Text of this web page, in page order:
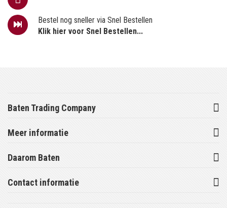
Bestel nog sneller via Snel Bestellen
Klik hier voor Snel Bestellen...
Baten Trading Company
Meer informatie
Daarom Baten
Contact informatie